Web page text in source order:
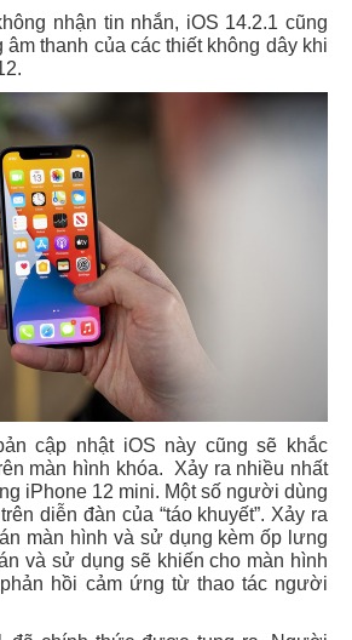
nhận tin nhắn, iOS 14.2.1 cũng
âm thanh của các thiết không dây khi
cập nhật iOS này cũng sẽ khắc
màn hình khóa. Xảy ra nhiều nhất
iPhone 12 mini. Một số người dùng
diễn đàn của “táo khuyết”. Xảy ra
màn hình và sử dụng kèm ốp lưng
và sử dụng sẽ khiến cho màn hình
hồi cảm ứng từ thao tác người